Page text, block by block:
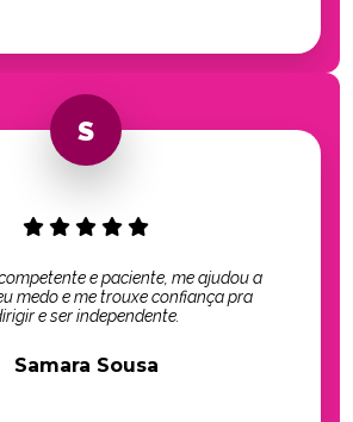
e paciente, me ajudou a
medo e me trouxe confiança pra
e ser independente.
Samara Sousa